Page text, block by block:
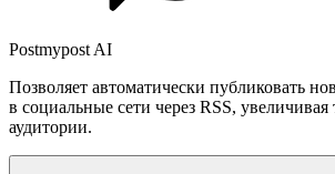
Postmypost AI
Позволяет автоматически публиковать
в социальные сети через RSS,
аудитории.